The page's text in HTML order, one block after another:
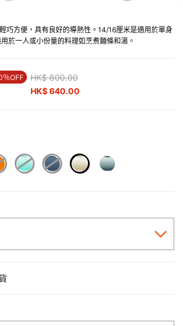
巧方便，具有良好的導熱性。14/16厘米是適用於單身
於一人或小份量的料理如烹煮麵條和湯。
％OFF Price reduced from
HK$ 800.00to
HK$ 640.00